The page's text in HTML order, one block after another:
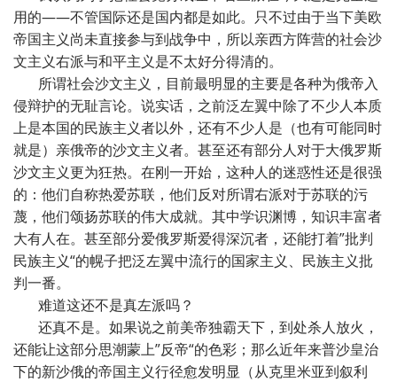
用的——不管国际还是国内都是如此。只不过由于当下美欧
帝国主义尚未直接参与到战争中，所以亲西方阵营的社会沙
文主义右派与和平主义是不太好分得清的。
所谓社会沙文主义，目前最明显的主要是各种为俄帝入
侵辩护的无耻言论。说实话，之前泛左翼中除了不少人本质
上是本国的民族主义者以外，还有不少人是（也有可能同时
就是）亲俄帝的沙文主义者。甚至还有部分人对于大俄罗斯
沙文主义更为狂热。在刚一开始，这种人的迷惑性还是很强
的：他们自称热爱苏联，他们反对所谓右派对于苏联的污
蔑，他们颂扬苏联的伟大成就。其中学识渊博，知识丰富者
大有人在。甚至部分爱俄罗斯爱得深沉者，还能打着”批判
民族主义“的幌子把泛左翼中流行的国家主义、民族主义批
判一番。
难道这还不是真左派吗？
还真不是。如果说之前美帝独霸天下，到处杀人放火，
还能让这部分思潮蒙上”反帝“的色彩；那么近年来普沙皇治
下的新沙俄的帝国主义行径愈发明显（从克里米亚到叙利